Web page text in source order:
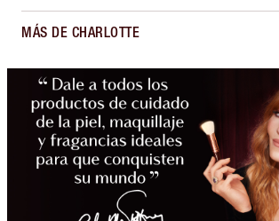
MÁS DE CHARLOTTE